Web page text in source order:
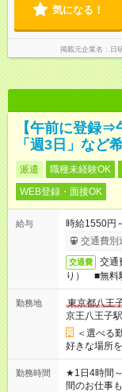
気になる！
掲載元企業名 日
【午前に登録⇒
「週3日」など
派遣 職種未経験OK
WEB登録・面接OK
給与
時給1550円
交通費別
交通費
交通
り） ■無料
勤務地
東京都八王
京王八王子駅
＜選べる
好きな場所
勤務時間
★1日4時間
間のお仕事